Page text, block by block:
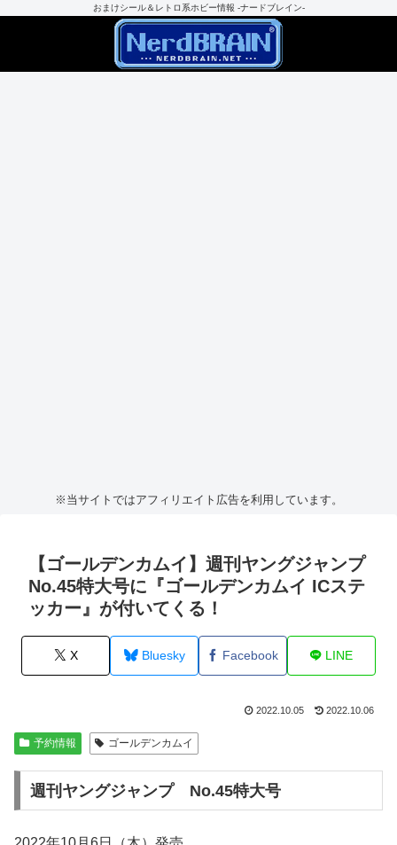
おまけシール＆レトロ系ホビー情報 -ナードブレイン-
※当サイトではアフィリエイト広告を利用しています。
【ゴールデンカムイ】週刊ヤングジャンプ
No.45特大号に『ゴールデンカムイ ICステ
ッカー』が付いてくる！
X Bluesky Facebook LINE
2022.10.05 2022.10.06
予約情報 ゴールデンカムイ
週刊ヤングジャンプ No.45特大号